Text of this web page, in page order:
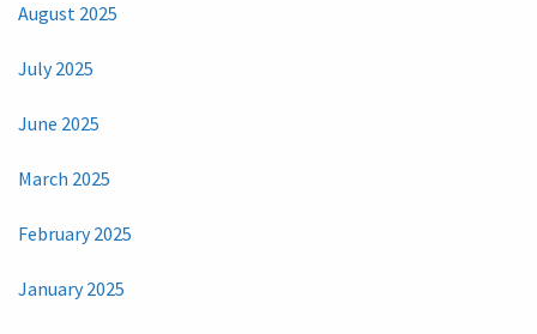
August 2025
July 2025
June 2025
March 2025
February 2025
January 2025